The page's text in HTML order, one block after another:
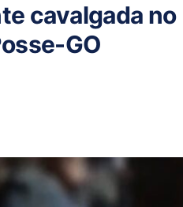
cavalgada no
GO